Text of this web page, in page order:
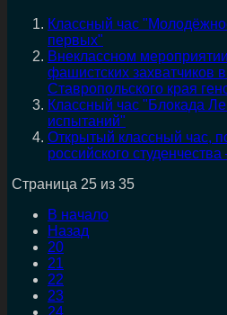
Классный час
первых"
Внеклассном
фашистских захватчиков
Ставропольского края
Классный час "Блокада
испытаний"
Открытый классный час,
российского
Страница 25 из 35
В начало
Назад
20
21
22
23